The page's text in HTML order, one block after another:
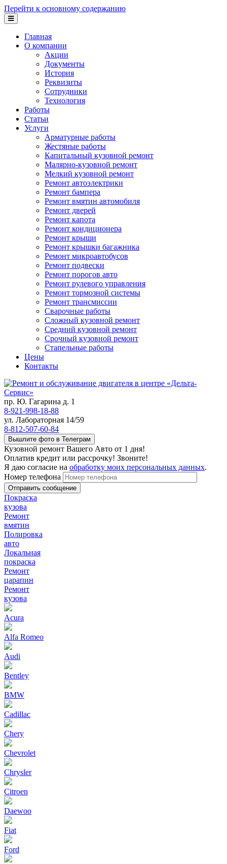
Перейти к основному содержанию
Главная
О компании
Акции
Документы
История
Реквизиты
Сотрудники
Технология
Работы
Статьи
Услуги
Арматурные работы
Жестяные работы
Капитальный кузовной ремонт
Малярно-кузовной ремонт
Мелкий кузовной ремонт
Ремонт автоэлектрики
Ремонт бампера
Ремонт вмятин автомобиля
Ремонт дверей
Ремонт капота
Ремонт кондиционера
Ремонт крыши
Ремонт крышки багажника
Ремонт микроавтобусов
Ремонт подвески
Ремонт порогов авто
Ремонт рулевого управления
Ремонт тормозной системы
Ремонт трансмиссии
Сварочные работы
Сложный кузовной ремонт
Средний кузовной ремонт
Срочный кузовной ремонт
Стапельные работы
Цены
Контакты
пр. Ю. Гагарина д. 1
8-921-998-18-88
ул. Лабораторная 14/59
8-812-507-60-84
Вышлите фото в Телеграм
Кузовной ремонт Вашего Авто от 1 дня!
Оплатив кредит или рассрочку! Звоните!
Я даю согласие на обработку моих персональных данных.
Номер телефона
Покраска
кузова
Ремонт
вмятин
Полировка
авто
Локальная
покраска
Ремонт
царапин
Ремонт
кузова
Acura
Alfa Romeo
Audi
Bentley
BMW
Cadillac
Chery
Chevrolet
Chrysler
Citroen
Daewoo
Fiat
Ford